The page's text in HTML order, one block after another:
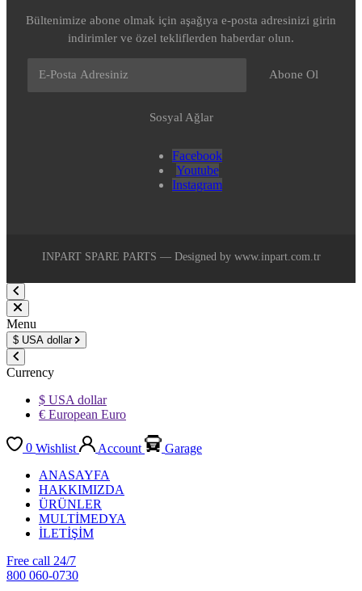
Bültenimize abone olmak için aşağıya e-posta adresinizi girin
indirimler ve özel tekliflerden haberdar olun.
Abone Ol
Sosyal Ağlar
Facebook
Youtube
Instagram
INPART SPARE PARTS — Designed by www.inpart.com.tr
Menu
$ USA dollar
Currency
$ USA dollar
€ European Euro
0 Wishlist Account
Garage
ANASAYFA
HAKKIMIZDA
ÜRÜNLER
MULTİMEDYA
İLETİŞİM
Free call 24/7
800 060-0730